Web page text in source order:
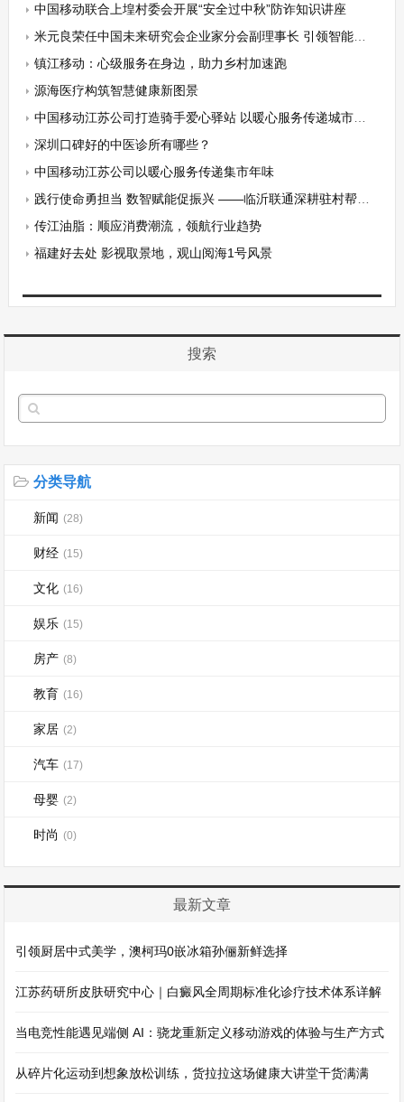
中国移动联合上堭村委会开展“安全过中秋”防诈知识讲座
米元良荣任中国未来研究会企业家分会副理事长 引领智能时代企业管理风潮
镇江移动：心级服务在身边，助力乡村加速跑
源海医疗构筑智慧健康新图景
中国移动江苏公司打造骑手爱心驿站 以暖心服务传递城市温度
深圳口碑好的中医诊所有哪些？
中国移动江苏公司以暖心服务传递集市年味
践行使命勇担当 数智赋能促振兴 ——临沂联通深耕驻村帮扶交出为民造福新答卷
传江油脂：顺应消费潮流，领航行业趋势
福建好去处 影视取景地，观山阅海1号风景
搜索
分类导航
新闻 (28)
财经 (15)
文化 (16)
娱乐 (15)
房产 (8)
教育 (16)
家居 (2)
汽车 (17)
母婴 (2)
时尚 (0)
最新文章
引领厨居中式美学，澳柯玛0嵌冰箱孙俪新鲜选择
江苏药研所皮肤研究中心｜白癜风全周期标准化诊疗技术体系详解
当电竞性能遇见端侧 AI：骁龙重新定义移动游戏的体验与生产方式
从碎片化运动到想象放松训练，货拉拉这场健康大讲堂干货满满